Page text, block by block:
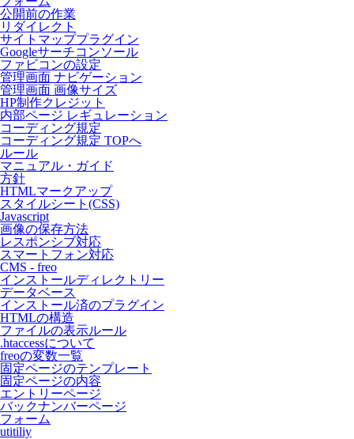
公開前の作業
リダイレクト
サイトマッププラグイン
Googleサーチコンソール
ファビコンの設定
管理画面 ナビゲーション
管理画面 画像サイズ
HP制作クレジット
内部ページ レギュレーション
コーディング規定
コーディング規定 TOPへ
ルール
マニュアル・ガイド
方針
HTMLマークアップ
スタイルシート(CSS)
Javascript
画像の保存方法
レスポンシブ対応
スマートフォン対応
CMS - freo
インストールディレクトリー
データベース
インストール済のプラグイン
HTMLの構造
ファイルの表示ルール
.htaccessについて
freoの変数一覧
固定ページのテンプレート
固定ページの内容
エントリーページ
バックナンバーページ
フォーム
utitiliy